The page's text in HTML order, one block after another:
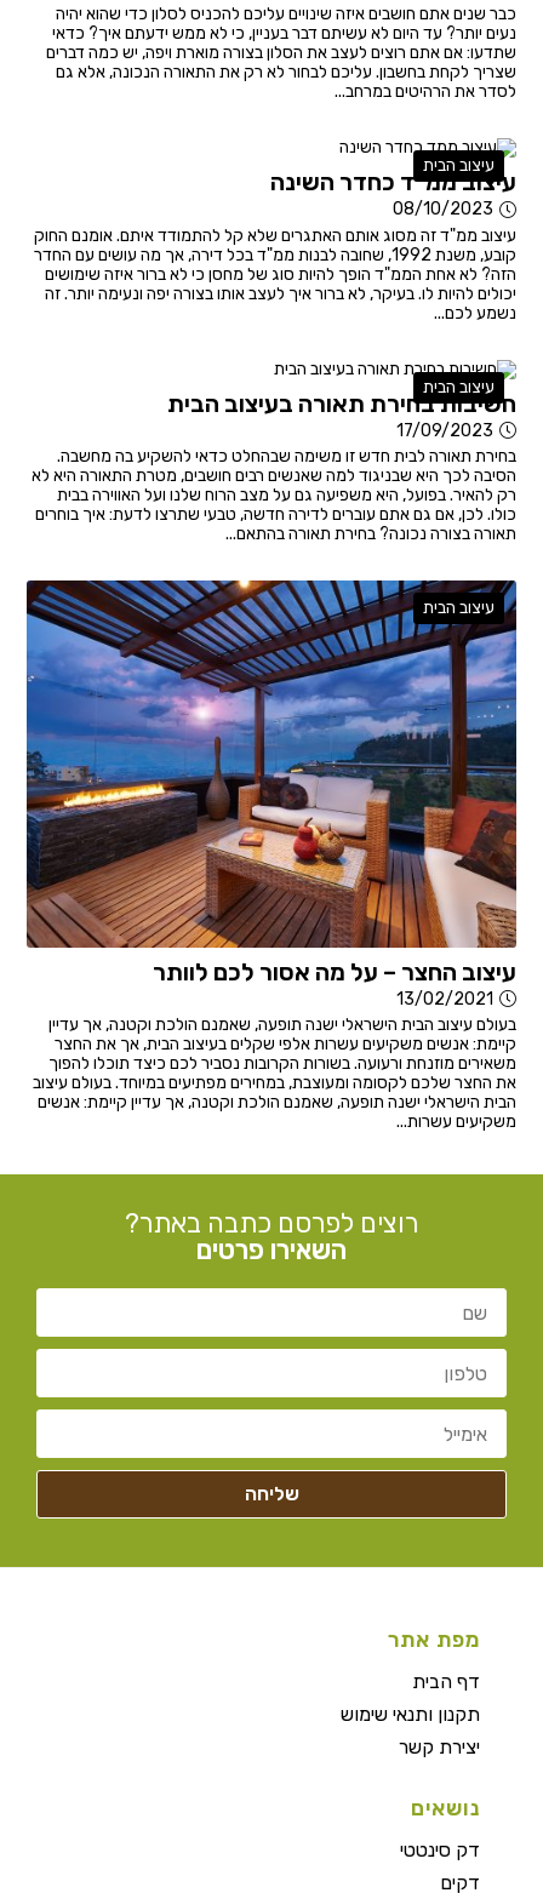
כבר שנים אתם חושבים איזה שינויים עליכם להכניס לסלון כדי שהוא יהיה
נעים יותר? עד היום לא עשיתם דבר בעניין, כי לא ממש ידעתם איך? כדאי
שתדעו: אם אתם רוצים לעצב את הסלון בצורה מוארת ויפה, יש כמה דברים
שצריך לקחת בחשבון. עליכם לבחור לא רק את התאורה הנכונה, אלא גם
לסדר את הרהיטים במרחב...
עיצוב הבית
עיצוב ממ"ד כחדר השינה
08/10/2023
עיצוב ממ"ד זה מסוג אותם האתגרים שלא קל להתמודד איתם. אומנם החוק
קובע, משנת 1992, שחובה לבנות ממ"ד בכל דירה, אך מה עושים עם החדר
הזה? לא אחת הממ"ד הופך להיות סוג של מחסן כי לא ברור איזה שימושים
יכולים להיות לו. בעיקר, לא ברור איך לעצב אותו בצורה יפה ונעימה יותר. זה
נשמע לכם...
עיצוב הבית
חשיבות בחירת תאורה בעיצוב הבית
17/09/2023
בחירת תאורה לבית חדש זו משימה שבהחלט כדאי להשקיע בה מחשבה.
הסיבה לכך היא שבניגוד למה שאנשים רבים חושבים, מטרת התאורה היא לא
רק להאיר. בפועל, היא משפיעה גם על מצב הרוח שלנו ועל האווירה בבית
כולו. לכן, אם גם אתם עוברים לדירה חדשה, טבעי שתרצו לדעת: איך בוחרים
תאורה בצורה נכונה? בחירת תאורה בהתאם...
עיצוב הבית
עיצוב החצר – על מה אסור לכם לוותר
13/02/2021
בעולם עיצוב הבית הישראלי ישנה תופעה, שאמנם הולכת וקטנה, אך עדיין
קיימת: אנשים משקיעים עשרות אלפי שקלים בעיצוב הבית, אך את החצר
משאירים מוזנחת ורעועה. בשורות הקרובות נסביר לכם כיצד תוכלו להפוך
את החצר שלכם לקסומה ומעוצבת, במחירים מפתיעים במיוחד. בעולם עיצוב
הבית הישראלי ישנה תופעה, שאמנם הולכת וקטנה, אך עדיין קיימת: אנשים
משקיעים עשרות...
רוצים לפרסם כתבה באתר?
השאירו פרטים
מפת אתר
דף הבית
תקנון ותנאי שימוש
יצירת קשר
נושאים
דק סינטטי
דקים